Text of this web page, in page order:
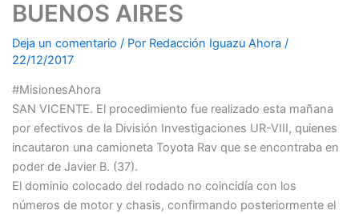
BUENOS AIRES
Deja un comentario / Por Redacción Iguazu Ahora /
22/12/2017
#MisionesAhora
SAN VICENTE. El procedimiento fue realizado esta mañana
por efectivos de la División Investigaciones UR-VIII, quienes
incautaron una camioneta Toyota Rav que se encontraba en
poder de Javier B. (37).
El dominio colocado del rodado no coincidía con los
números de motor y chasis, confirmando posteriormente el